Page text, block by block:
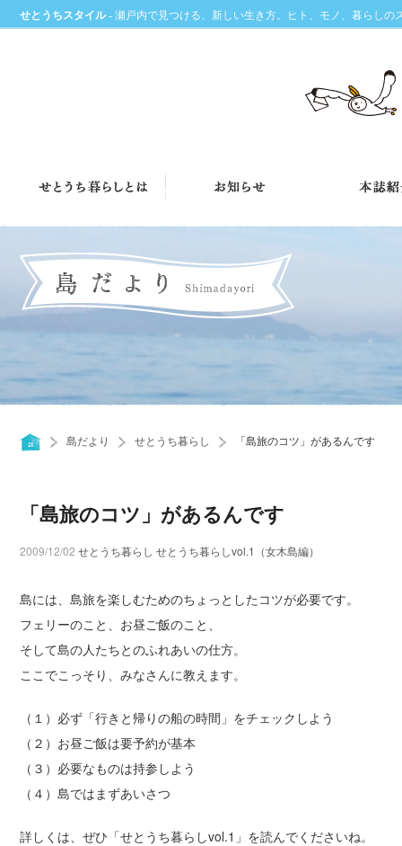
せとうちスタイル - 瀬戸内で見つける、新しい生き方。ヒト、モノ、暮らしの
島だより せとうち暮らし 「島旅のコツ」があるんです
「島旅のコツ」があるんです
2009/12/02 せとうち暮らし せとうち暮らしvol.1（女木島編）
島には、島旅を楽しむためのちょっとしたコツが必要です。
フェリーのこと、お昼ご飯のこと、
そして島の人たちとのふれあいの仕方。
ここでこっそり、みなさんに教えます。
（１）必ず「行きと帰りの船の時間」をチェックしよう
（２）お昼ご飯は要予約が基本
（３）必要なものは持参しよう
（４）島ではまずあいさつ
詳しくは、ぜひ「せとうち暮らしvol.1」を読んでくださいね。